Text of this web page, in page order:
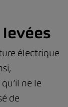
électrique
ne le
de